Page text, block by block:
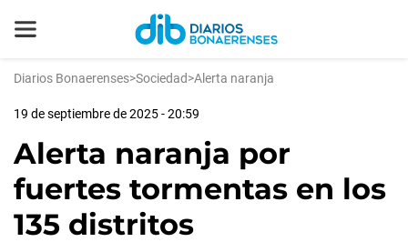
Diarios Bonaerenses>Sociedad>Alerta naranja
19 de septiembre de 2025 - 20:59
Alerta naranja por
fuertes tormentas en los
135 distritos